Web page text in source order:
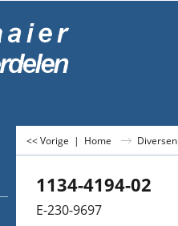
<< Vorige | Home Diversen
1134-4194-02
E-230-9697